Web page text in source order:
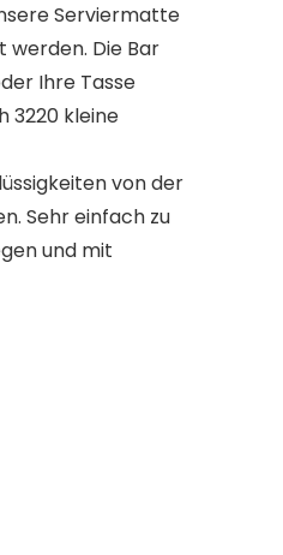
Serviermatte
werden. Die Bar
Ihre Tasse
3220 kleine
von der
Sehr einfach zu
und mit